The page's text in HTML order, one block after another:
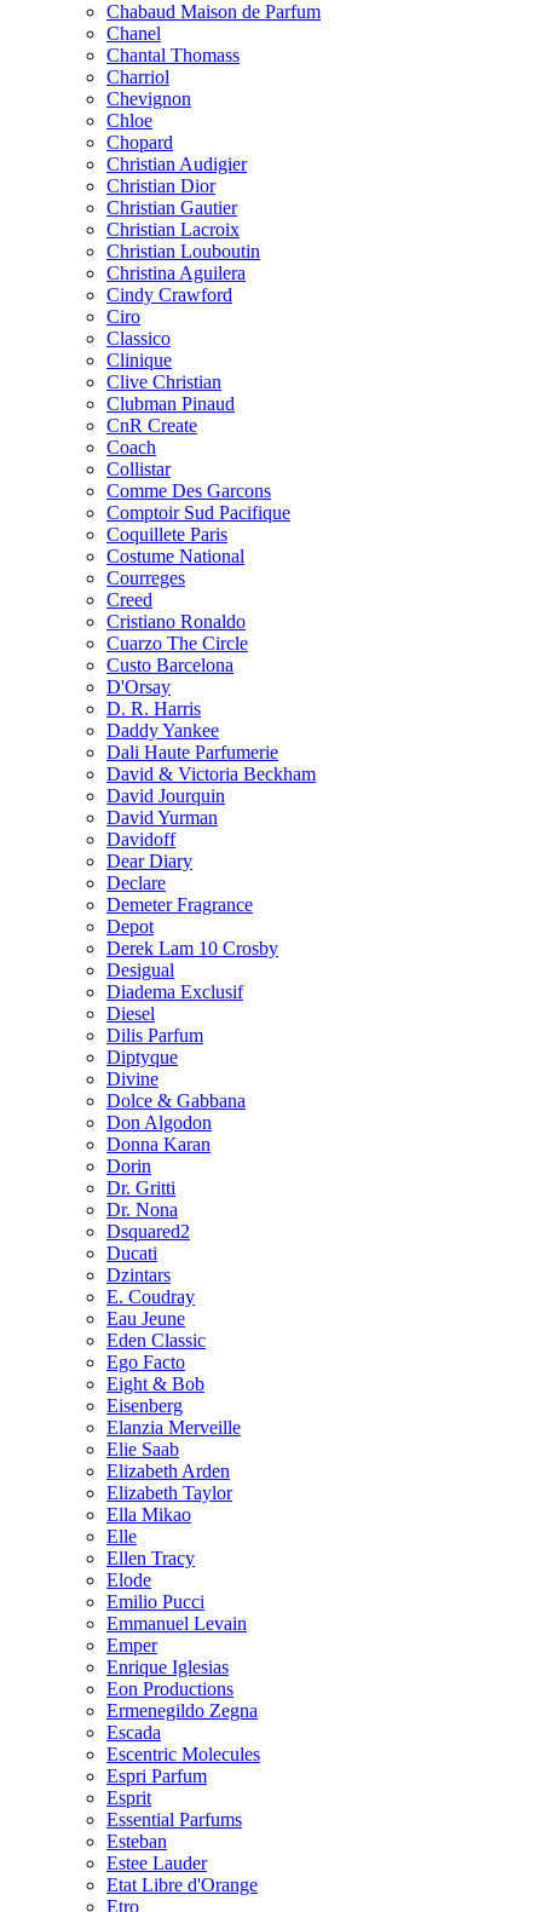
Chabaud Maison de Parfum
Chanel
Chantal Thomass
Charriol
Chevignon
Chloe
Chopard
Christian Audigier
Christian Dior
Christian Gautier
Christian Lacroix
Christian Louboutin
Christina Aguilera
Cindy Crawford
Ciro
Classico
Clinique
Clive Christian
Clubman Pinaud
CnR Create
Coach
Collistar
Comme Des Garcons
Comptoir Sud Pacifique
Coquillete Paris
Costume National
Courreges
Creed
Cristiano Ronaldo
Cuarzo The Circle
Custo Barcelona
D'Orsay
D. R. Harris
Daddy Yankee
Dali Haute Parfumerie
David & Victoria Beckham
David Jourquin
David Yurman
Davidoff
Dear Diary
Declare
Demeter Fragrance
Depot
Derek Lam 10 Crosby
Desigual
Diadema Exclusif
Diesel
Dilis Parfum
Diptyque
Divine
Dolce & Gabbana
Don Algodon
Donna Karan
Dorin
Dr. Gritti
Dr. Nona
Dsquared2
Ducati
Dzintars
E. Coudray
Eau Jeune
Eden Classic
Ego Facto
Eight & Bob
Eisenberg
Elanzia Merveille
Elie Saab
Elizabeth Arden
Elizabeth Taylor
Ella Mikao
Elle
Ellen Tracy
Elode
Emilio Pucci
Emmanuel Levain
Emper
Enrique Iglesias
Eon Productions
Ermenegildo Zegna
Escada
Escentric Molecules
Espri Parfum
Esprit
Essential Parfums
Esteban
Estee Lauder
Etat Libre d'Orange
Etro